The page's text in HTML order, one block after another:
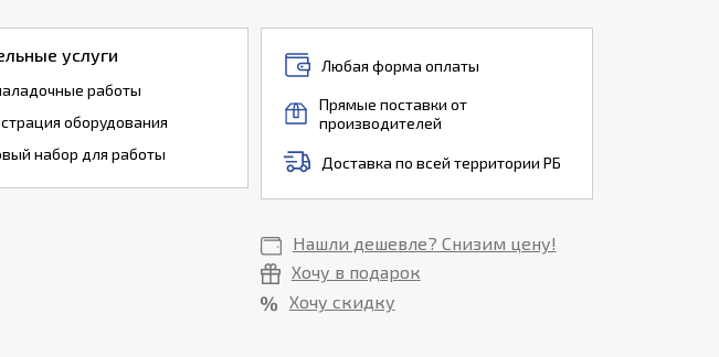
услуги
работы
оборудования
набор для работы
Любая форма оплаты
Прямые поставки от
производителей
Доставка по всей территории РБ
Нашли дешевле? Снизим цену!
Хочу в подарок
Хочу скидку